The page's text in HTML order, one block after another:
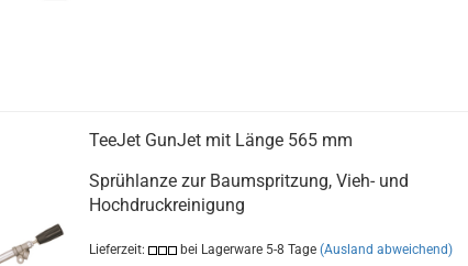
TeeJet GunJet mit Länge 565 mm
Sprühlanze zur Baumspritzung, Vieh- und
Hochdruckreinigung
Lieferzeit: bei Lagerware 5-8 Tage (Ausland abweichend)